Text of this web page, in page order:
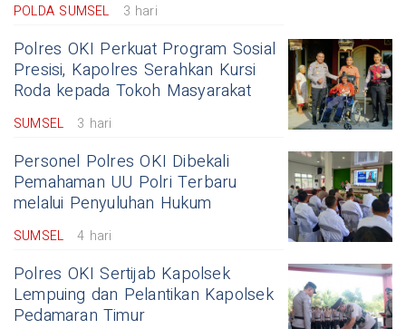
POLDA SUMSEL 3 hari
Polres OKI Perkuat Program Sosial
Presisi, Kapolres Serahkan Kursi
Roda kepada Tokoh Masyarakat
SUMSEL 3 hari
Personel Polres OKI Dibekali
Pemahaman UU Polri Terbaru
melalui Penyuluhan Hukum
SUMSEL 4 hari
Polres OKI Sertijab Kapolsek
Lempuing dan Pelantikan Kapolsek
Pedamaran Timur